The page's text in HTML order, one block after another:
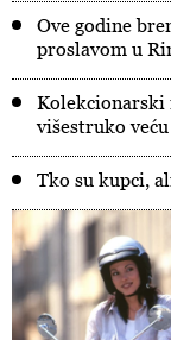
Ove godine
proslavom u
Kolekcionarski
višestruko
Tko su kupci,